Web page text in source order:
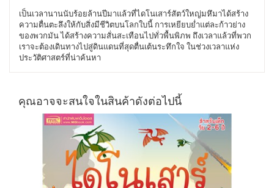
เป็นเวลานานนับร้อยล้านปีมาแล้วที่ไดโนเสาร์สัตว์ใหญ่มหึมาได้สร้าง
ความตื่นตะลึงให้กับสิ่งมีชีวิตบนโลกใบนี้ การเหยียบย่ำแต่ละก้าวย่าง
ของพวกมัน ได้สร้างความสั่นสะเทือนไปทั่วพื้นพิภพ ถึงเวลาแล้วที่พวก
เราจะต้องเดินทางไปสู่ดินแดนที่สุดตื่นเต้นระทึกใจ ในช่วงเวลาแห่ง
ประวัติศาสตร์ที่น่าค้นหา
คุณอาจจะสนใจในสินค้าดังต่อไปนี้